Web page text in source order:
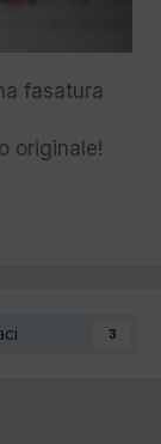
fasatura
originale!
3